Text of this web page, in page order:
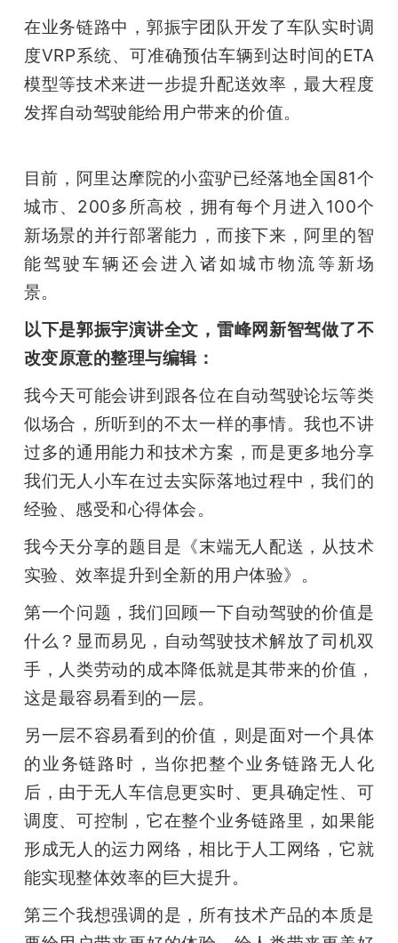
在业务链路中，郭振宇团队开发了车队实时调
度VRP系统、可准确预估车辆到达时间的ETA
模型等技术来进一步提升配送效率，最大程度
发挥自动驾驶能给用户带来的价值。
目前，阿里达摩院的小蛮驴已经落地全国81个
城市、200多所高校，拥有每个月进入100个
新场景的并行部署能力，而接下来，阿里的智
能驾驶车辆还会进入诸如城市物流等新场
景。
以下是郭振宇演讲全文，雷峰网新智驾做了不
改变原意的整理与编辑：
我今天可能会讲到跟各位在自动驾驶论坛等类
似场合，所听到的不太一样的事情。我也不讲
过多的通用能力和技术方案，而是更多地分享
我们无人小车在过去实际落地过程中，我们的
经验、感受和心得体会。
我今天分享的题目是《末端无人配送，从技术
实验、效率提升到全新的用户体验》。
第一个问题，我们回顾一下自动驾驶的价值是
什么？显而易见，自动驾驶技术解放了司机双
手，人类劳动的成本降低就是其带来的价值，
这是最容易看到的一层。
另一层不容易看到的价值，则是面对一个具体
的业务链路时，当你把整个业务链路无人化
后，由于无人车信息更实时、更具确定性、可
调度、可控制，它在整个业务链路里，如果能
形成无人的运力网络，相比于人工网络，它就
能实现整体效率的巨大提升。
第三个我想强调的是，所有技术产品的本质是